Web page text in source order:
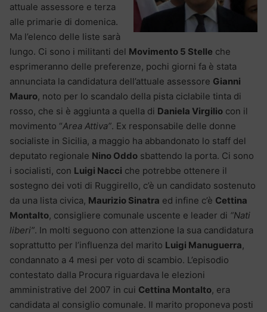
attuale assessore e terza
alle primarie di domenica.
Ma l’elenco delle liste sarà
lungo. Ci sono i militanti del Movimento 5 Stelle che
esprimeranno delle preferenze, pochi giorni fa è stata
annunciata la candidatura dell’attuale assessore Gianni
Mauro, noto per lo scandalo della pista ciclabile tinta di
rosso, che si è aggiunta a quella di Daniela Virgilio con il
movimento “Area Attiva”. Ex responsabile delle donne
socialiste in Sicilia, a maggio ha abbandonato lo staff del
deputato regionale Nino Oddo sbattendo la porta. Ci sono
i socialisti, con Luigi Nacci che potrebbe ottenere il
sostegno dei voti di Ruggirello, c’è un candidato sostenuto
da una lista civica, Maurizio Sinatra ed infine c’è Cettina
Montalto, consigliere comunale uscente e leader di “Nati
liberi”. In molti seguono con attenzione la sua candidatura
soprattutto per l’influenza del marito Luigi Manuguerra,
condannato a 4 mesi per voto di scambio. L’episodio
contestato dalla Procura riguardava le elezioni
amministrative del 2007 in cui Cettina Montalto, era
candidata al consiglio comunale. Il marito proponeva posti